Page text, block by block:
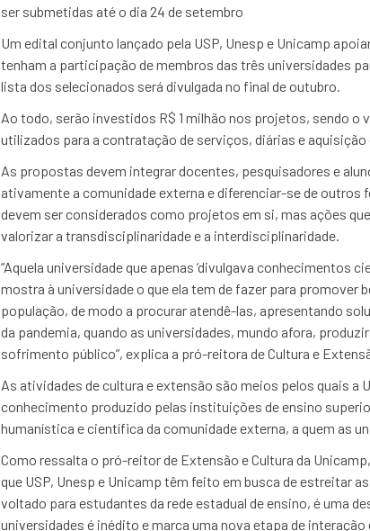
ser submetidas até o dia 24 de setembro
Um edital conjunto lançado pela USP, Unesp e Unicamp
tenham a participação de membros das três universidades
lista dos selecionados será divulgada no final de outubro.
Ao todo, serão investidos R$ 1 milhão nos projetos, sendo o
utilizados para a contratação de serviços, diárias e aquisição
As propostas devem integrar docentes, pesquisadores e
ativamente a comunidade externa e diferenciar-se de
devem ser considerados como projetos em si, mas ações
valorizar a transdisciplinaridade e a interdisciplinaridade.
“Aquela universidade que apenas ‘divulgava conhecimentos
mostra à universidade o que ela tem de fazer para
população, de modo a procurar atendê-las, apresentando
da pandemia, quando as universidades, mundo afora,
sofrimento público”, explica a pró-reitora de Cultura e
As atividades de cultura e extensão são meios pelos quais a
conhecimento produzido pelas instituições de ensino
humanística e científica da comunidade externa, a quem as
Como ressalta o pró-reitor de Extensão e Cultura da
que USP, Unesp e Unicamp têm feito em busca de estreitar
voltado para estudantes da rede estadual de ensino, é uma
universidades é inédito e marca uma nova etapa de